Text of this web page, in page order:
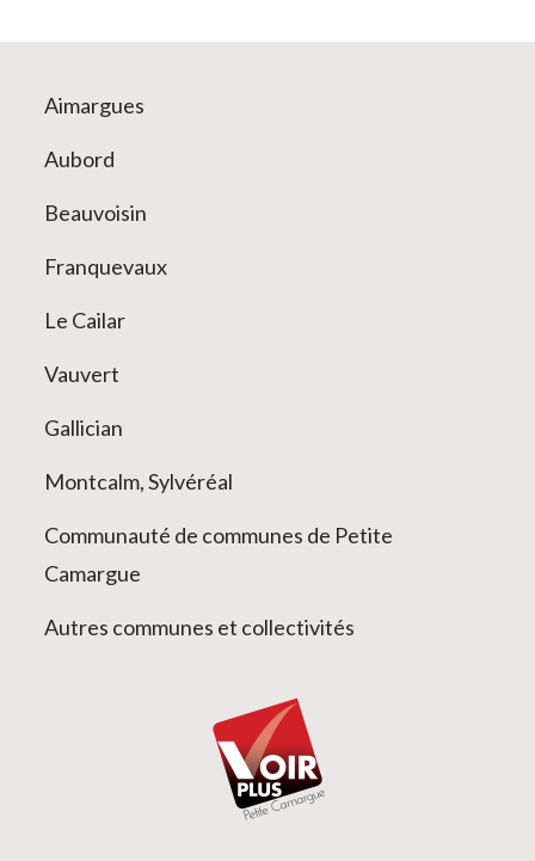
Aimargues
Aubord
Beauvoisin
Franquevaux
Le Cailar
Vauvert
Gallician
Montcalm, Sylvéréal
Communauté de communes de Petite
Camargue
Autres communes et collectivités